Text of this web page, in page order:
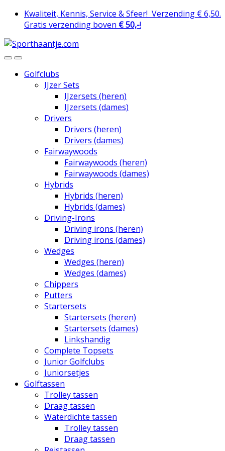
Skip
Skip Kwaliteit, Kennis, Service & Sfeer! Verzending € 6,50.
Gratis verzending boven € 50,-!
Golfclubs
IJzer Sets
IJzersets (heren)
IJzersets (dames)
Drivers
Drivers (heren)
Drivers (dames)
Fairwaywoods
Fairwaywoods (heren)
Fairwaywoods (dames)
Hybrids
Hybrids (heren)
Hybrids (dames)
Driving-Irons
Driving irons (heren)
Driving irons (dames)
Wedges
Wedges (heren)
Wedges (dames)
Chippers
Putters
Startersets
Startersets (heren)
Startersets (dames)
Linkshandig
Complete Topsets
Junior Golfclubs
Juniorsetjes
Golftassen
Trolley tassen
Draag tassen
Waterdichte tassen
Trolley tassen
Draag tassen